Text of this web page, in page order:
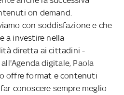
on demand.
con soddisfazione e che
a investire nella
diretta ai cittadini -
digitale, Paola
offre format e contenuti
conoscere sempre meglio